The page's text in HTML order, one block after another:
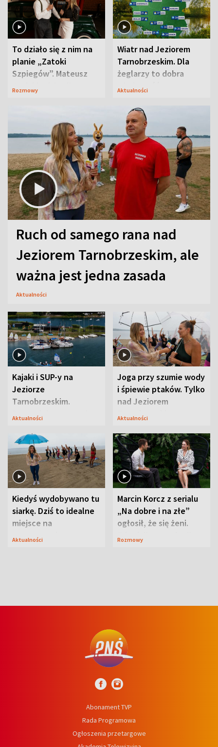
To działo się z nim na
planie „Zatoki
Szpiegów”. Mateusz
Janicki odsłonił
Rozmowy
Wiatr nad Jeziorem
Tarnobrzeskim. Dla
żeglarzy to dobra
wiadomość
Aktualności
Ruch od samego rana nad
Jeziorem Tarnobrzeskim, ale
ważna jest jedna zasada
Aktualności
Kajaki i SUP-y na
Jeziorze
Tarnobrzeskim.
Przyrodnicy zwracają
Aktualności
Joga przy szumie wody
i śpiewie ptaków. Tylko
nad Jeziorem
Tarnobrzeskim
Aktualności
Kiedyś wydobywano tu
siarkę. Dziś to idealne
miejsce na
wypoczynek
Aktualności
Marcin Korcz z serialu
„Na dobre i na złe”
ogłosił, że się żeni.
Zdradził, co zmienił
Rozmowy
Abonament TVP
Rada Programowa
Ogłoszenia przetargowe